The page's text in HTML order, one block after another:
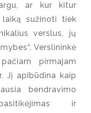
ar kur kitur
sužinoti tiek
verslus, jų
Verslininkė
pirmajam
Jį apibūdina kaip
bendravimo
ir